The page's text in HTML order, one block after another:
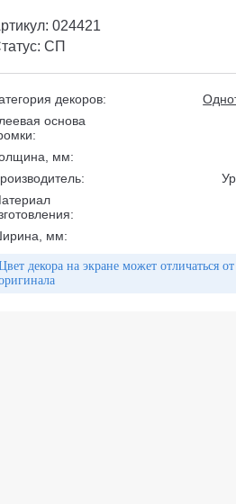
024421
СП
декоров:
основа
мм:
мм:
декора на экране может отличаться от